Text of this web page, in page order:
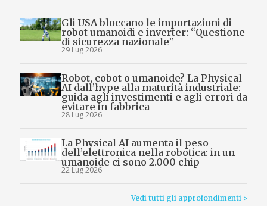
Gli USA bloccano le importazioni di
robot umanoidi e inverter: “Questione
di sicurezza nazionale”
29 Lug 2026
Robot, cobot o umanoide? La Physical
AI dall’hype alla maturità industriale:
guida agli investimenti e agli errori da
evitare in fabbrica
28 Lug 2026
La Physical AI aumenta il peso
dell’elettronica nella robotica: in un
umanoide ci sono 2.000 chip
22 Lug 2026
Vedi tutti gli approfondimenti >